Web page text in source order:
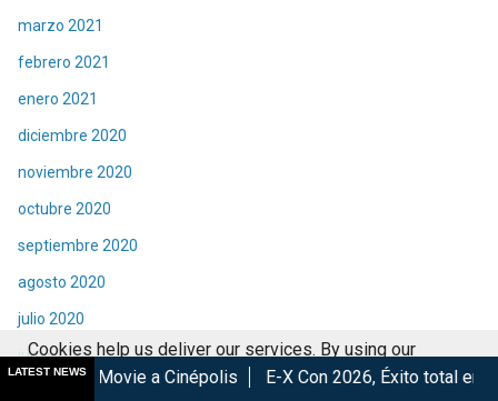
marzo 2021
febrero 2021
enero 2021
diciembre 2020
noviembre 2020
octubre 2020
septiembre 2020
agosto 2020
julio 2020
junio 2020
LATEST NEWS
a Cinépolis E-X Con 2026, Éxito total en la convención.
Cookies help us deliver our services. By using our
services, you agree to our use of cookies.
Got it